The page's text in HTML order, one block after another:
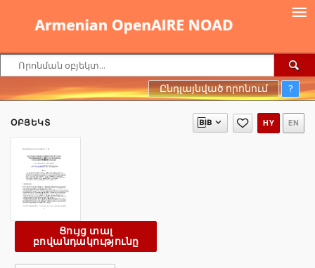
Ընդլայնված որոնում ?
ՕԲՅԵԿՏ HY EN
Ցույց տալ
բովանդակությունը